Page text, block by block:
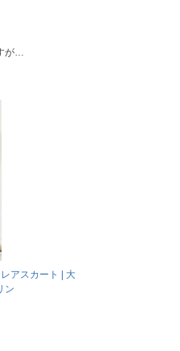
が…
アスカート | 大
ン